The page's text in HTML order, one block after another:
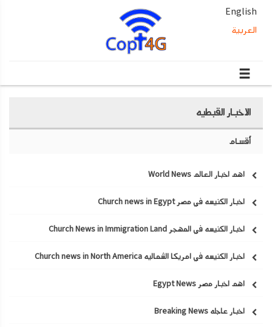
English
العربية
الاخبار القبطيه
أقسام
اهم اخبار العالم World News
اخبار الكنيسه في مصر Church news in Egypt
اخبار الكنيسه في المهجر Church News in Immigration Land
اخبار الكنيسه في امريكا الشماليه Church news in North America
اهم اخبار مصر Egypt News
اخبار عاجله Breaking News